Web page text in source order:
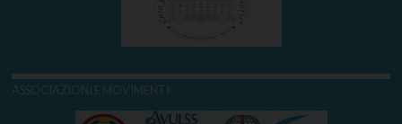
ASSOCIAZIONI E MOVIMENTI